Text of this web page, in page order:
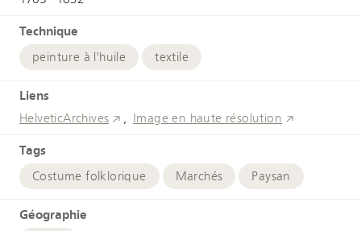
Technique
peinture à l'huile textile
Liens
HelveticArchives Image en haute résolution
Tags
Costume folklorique Marchés Paysan
Géographie